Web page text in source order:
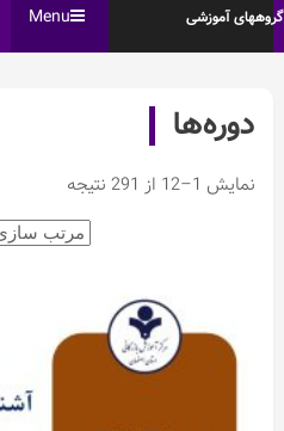
گروههای آموزشی Menu
دوره‌ها
نمایش 1–12 از 291 نتیجه
Sorted
by
latest